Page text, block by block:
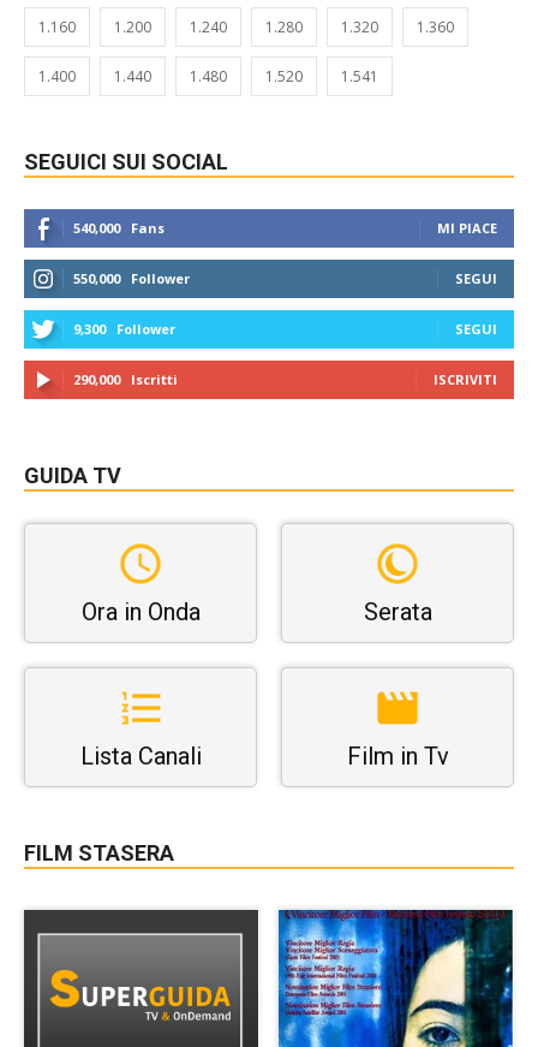
1.160 1.200 1.240 1.280 1.320 1.360
1.400 1.440 1.480 1.520 1.541
SEGUICI SUI SOCIAL
540,000 Fans MI PIACE
550,000 Follower SEGUI
9,300 Follower SEGUI
290,000 Iscritti ISCRIVITI
GUIDA TV
Ora in Onda Serata
Lista Canali Film in Tv
FILM STASERA